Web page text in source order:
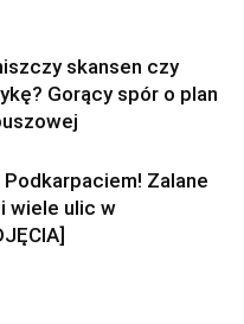
skansen czy
Gorący spór o plan
Podkarpaciem! Zalane
wiele ulic w